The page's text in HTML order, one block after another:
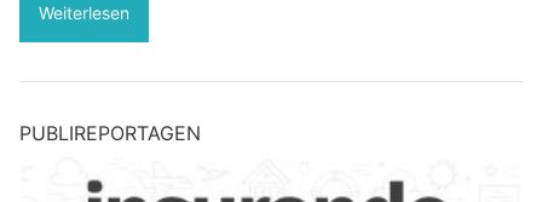
Weiterlesen
PUBLIREPORTAGEN